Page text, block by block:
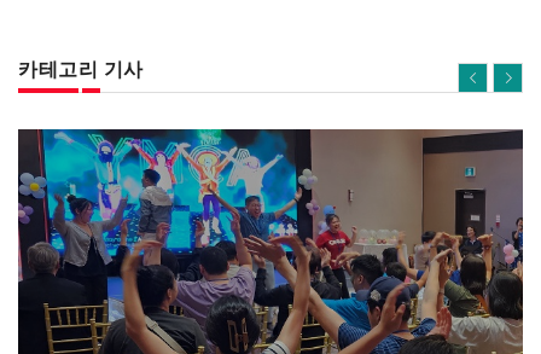
카테고리 기사